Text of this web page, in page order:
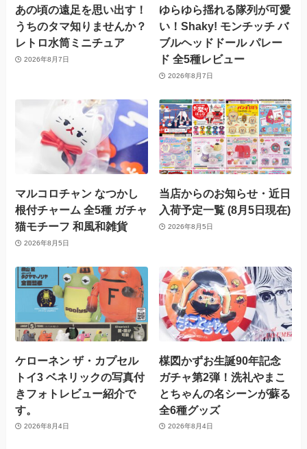
あの頃の遠足を思い出す！
うちのタマ知りませんか？
レトロ水筒ミニチュア
2026年8月7日
ゆらゆら揺れる隊列が可愛
い！Shaky! モンチッチ バ
ブルヘッドドール パレー
ド 全5種レビュー
2026年8月7日
マルコロチャン なつかし
根付チャーム 全5種 ガチャ
猫モチーフ 和風和雑貨
2026年8月5日
当店からのお知らせ・近日
入荷予定一覧 (8月5日現在)
2026年8月5日
ケローネン ザ・カプセル
トイ3 ベネリックの写真付
きフォトレビュー紹介で
す。
2026年8月4日
楳図かずお生誕90年記念
ガチャ第2弾！洗礼やまこ
とちゃんの名シーンが蘇る
全6種グッズ
2026年8月4日